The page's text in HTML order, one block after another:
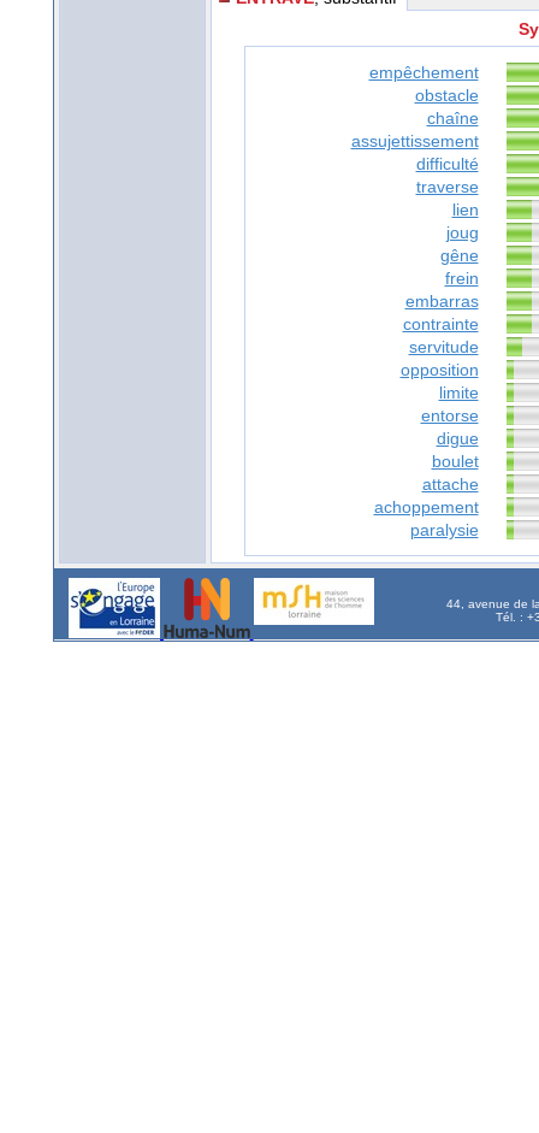
empêchement
obstacle
chaîne
assujettissement
difficulté
traverse
lien
joug
gêne
frein
embarras
contrainte
servitude
opposition
limite
entorse
digue
boulet
attache
achoppement
paralysie
44, avenue de
Tél. :